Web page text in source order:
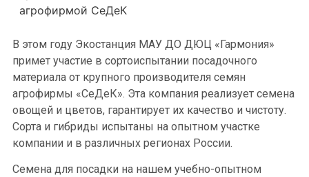
агрофирмой СеДеК
В этом году Экостанция МАУ ДО ДЮЦ «Гармония»
примет участие в сортоиспытании посадочного
материала от крупного производителя семян
агрофирмы «СеДеК». Эта компания реализует семена
овощей и цветов, гарантирует их качество и чистоту.
Сорта и гибриды испытаны на опытном участке
компании и в различных регионах России.
Семена для посадки на нашем учебно-опытном